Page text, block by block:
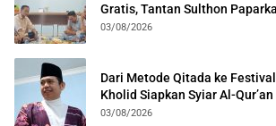
Gratis, Tantan Sulthon
Kota Bogor
03/08/2026
Dari Metode Qitada ke
Kholid Siapkan Syiar Al-
03/08/2026